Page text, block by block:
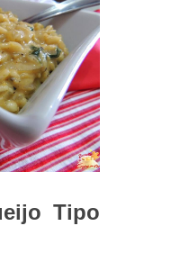
Tipo